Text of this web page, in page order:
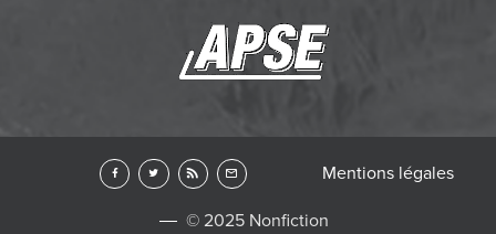
© 2025 Nonfiction
Mentions légales